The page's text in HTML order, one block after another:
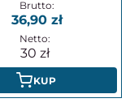
36,90
30
KUP